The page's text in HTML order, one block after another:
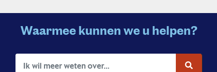
Waarmee kunnen we u helpen?